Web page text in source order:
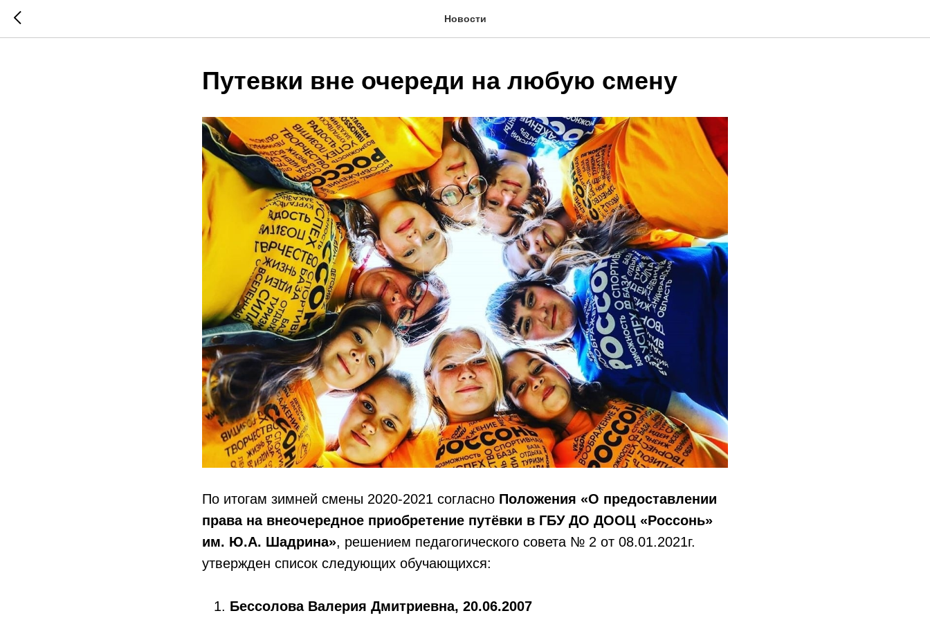
Новости
Путевки вне очереди на любую смену
По итогам зимней смены 2020-2021 согласно Положения «О предоставлении
права на внеочередное приобретение путёвки в ГБУ ДО ДООЦ «Россонь»
им. Ю.А. Шадрина», решением педагогического совета № 2 от 08.01.2021г.
утвержден список следующих обучающихся:
Бессолова Валерия Дмитриевна, 20.06.2007